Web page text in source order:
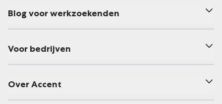
Blog voor werkzoekenden
Voor bedrijven
Over Accent